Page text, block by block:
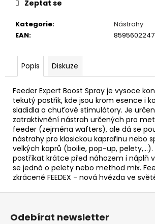
Kategorie:
Nástrahy
EAN:
Zeptat se
Popis Diskuze
Feeder Expert Boost Spray je vysoce
tekutý postřik, kde jsou krom esence i
sladidla a chuťové stimulátory. Je
zatraktivnění nástrah určených pro
feeder (zejména wafters), ale dá se
nástrahy pro klasickou kaprařinu nebo
velkých kaprů (boilie, pop-up, pelety,…).
postříkat krátce před náhozem i náplň
se jedná o pelety nebo method mix.
zkráceně FEEDEX - nová hvězda ve
m
e
METHOD
FEEDER
L,
XL
32
Kč
Z
Odebírat newsletter